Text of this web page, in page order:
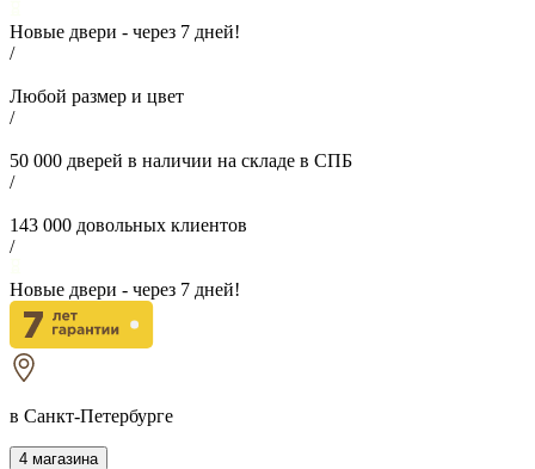
Новые двери - через 7 дней!
/
Любой размер и цвет
/
50 000 дверей в наличии на складе в СПБ
/
143 000 довольных клиентов
/
Новые двери - через 7 дней!
в Санкт-Петербурге
4 магазина